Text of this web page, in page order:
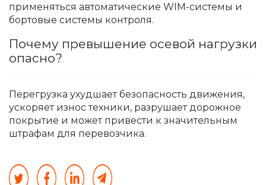
применяться автоматические WIM-системы и
бортовые системы контроля.
Почему превышение осевой нагрузки
опасно?
Перегрузка ухудшает безопасность движения,
ускоряет износ техники, разрушает дорожное
покрытие и может привести к значительным
штрафам для перевозчика.